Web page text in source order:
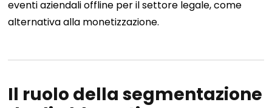
eventi aziendali offline per il settore legale, come
alternativa alla monetizzazione.
Il ruolo della segmentazione